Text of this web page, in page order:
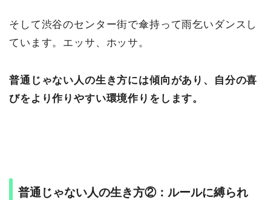
そして渋谷のセンター街で傘持って雨乞いダンスし
ています。エッサ、ホッサ。
普通じゃない人の生き方には傾向があり、自分の喜
びをより作りやすい環境作りをします。
普通じゃない人の生き方②：ルールに縛られ